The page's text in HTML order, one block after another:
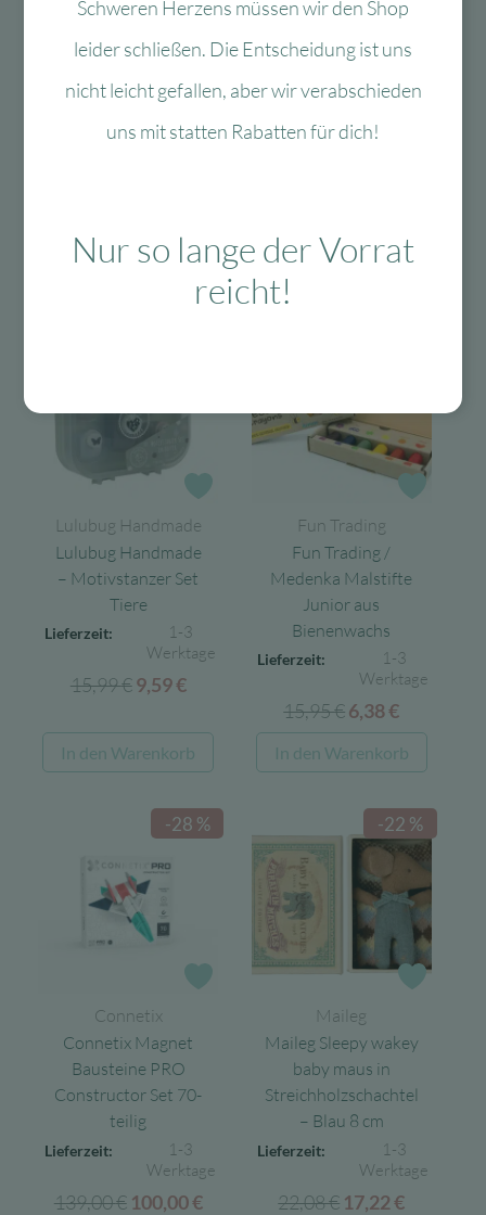
Das Passt dazu
Lulubug Handmade
Lulubug Handmade
– Motivstanzer Set
Tiere
Lieferzeit:
1-3
Werktage
15,99€ Ursprünglicher
war:
15,99 €
9,59€Aktueller
ist:
9,59 €.
In den Warenkorb
Fun Trading
Fun Trading /
Medenka Malstifte
Junior aus
Bienenwachs
Lieferzeit:
1-3
Werktage
15,95€Ursprünglicher
Preis
war:
6,38€Aktueller
Preis
ist:
In den Warenkorb
-28 %
Connetix
Connetix Magnet
Bausteine PRO
Constructor Set 70-
teilig
Lieferzeit:
1-3
Werktage
139,00€ Ursprünglicher
100,00€Aktueller
-22 %
Maileg
Maileg Sleepy wakey
baby maus in
Streichholzschachtel
– Blau 8 cm
Lieferzeit:
1-3
Werktage
22,08€ Ursprünglicher
17,22€
Schweren Herzens müssen wir den Shop
leider schließen. Die Entscheidung ist uns
nicht leicht gefallen, aber wir verabschieden
uns mit statten Rabatten für dich!
Nur so lange der Vorrat
reicht!